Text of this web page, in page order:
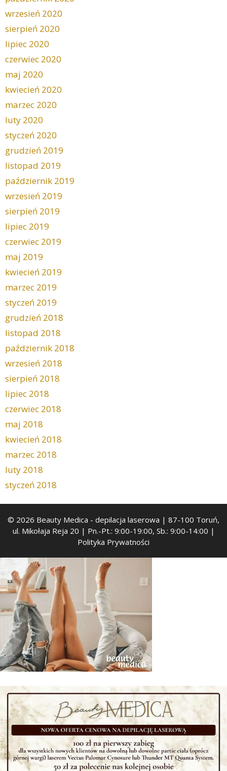
wrzesień 2020
sierpień 2020
lipiec 2020
czerwiec 2020
maj 2020
kwiecień 2020
marzec 2020
luty 2020
styczeń 2020
grudzień 2019
listopad 2019
październik 2019
wrzesień 2019
sierpień 2019
lipiec 2019
czerwiec 2019
maj 2019
kwiecień 2019
marzec 2019
styczeń 2019
grudzień 2018
listopad 2018
październik 2018
wrzesień 2018
sierpień 2018
lipiec 2018
czerwiec 2018
maj 2018
kwiecień 2018
marzec 2018
luty 2018
styczeń 2018
© 2026 Beauty Medica - depilacja laserowa | 87-100 Toruń,
ul. Mikołaja Reja 20 | Pn.-Pt.: 9:00-19:00, Sb.: 9:00-14:00 |
Polityka Prywatności